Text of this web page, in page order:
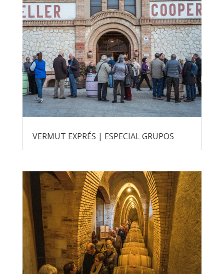
VERMUT EXPRÉS | ESPECIAL GRUPOS